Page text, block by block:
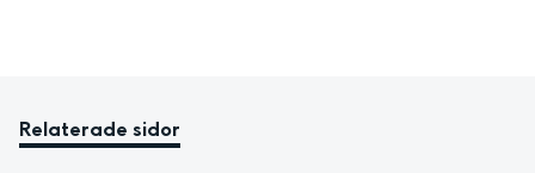
Relaterade sidor